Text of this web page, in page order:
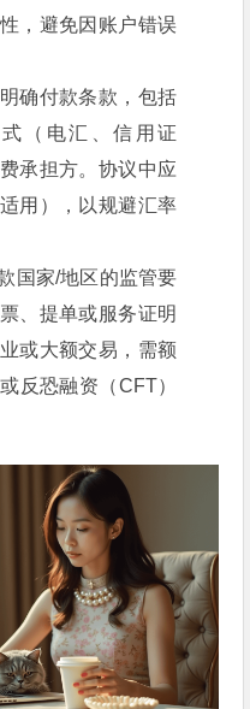
，避免因账户错误
明确付款条款，包括
（电汇、信用证
承担方。协议中应
用），以规避汇率
国家/地区的监管要
、提单或服务证明
或大额交易，需额
反恐融资（CFT）